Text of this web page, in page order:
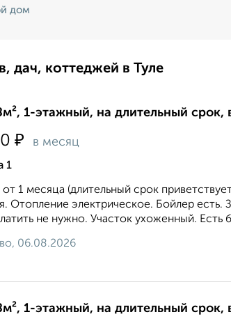
дом
дач, коттеджей в Туле
1-этажный, на длительный срок,
₽ в месяц
1
1 месяца (длительный срок
Отопление электрическое. Бойлер есть.
не нужно. Участок ухоженный. Есть
06.08.2026
1-этажный, на длительный срок,